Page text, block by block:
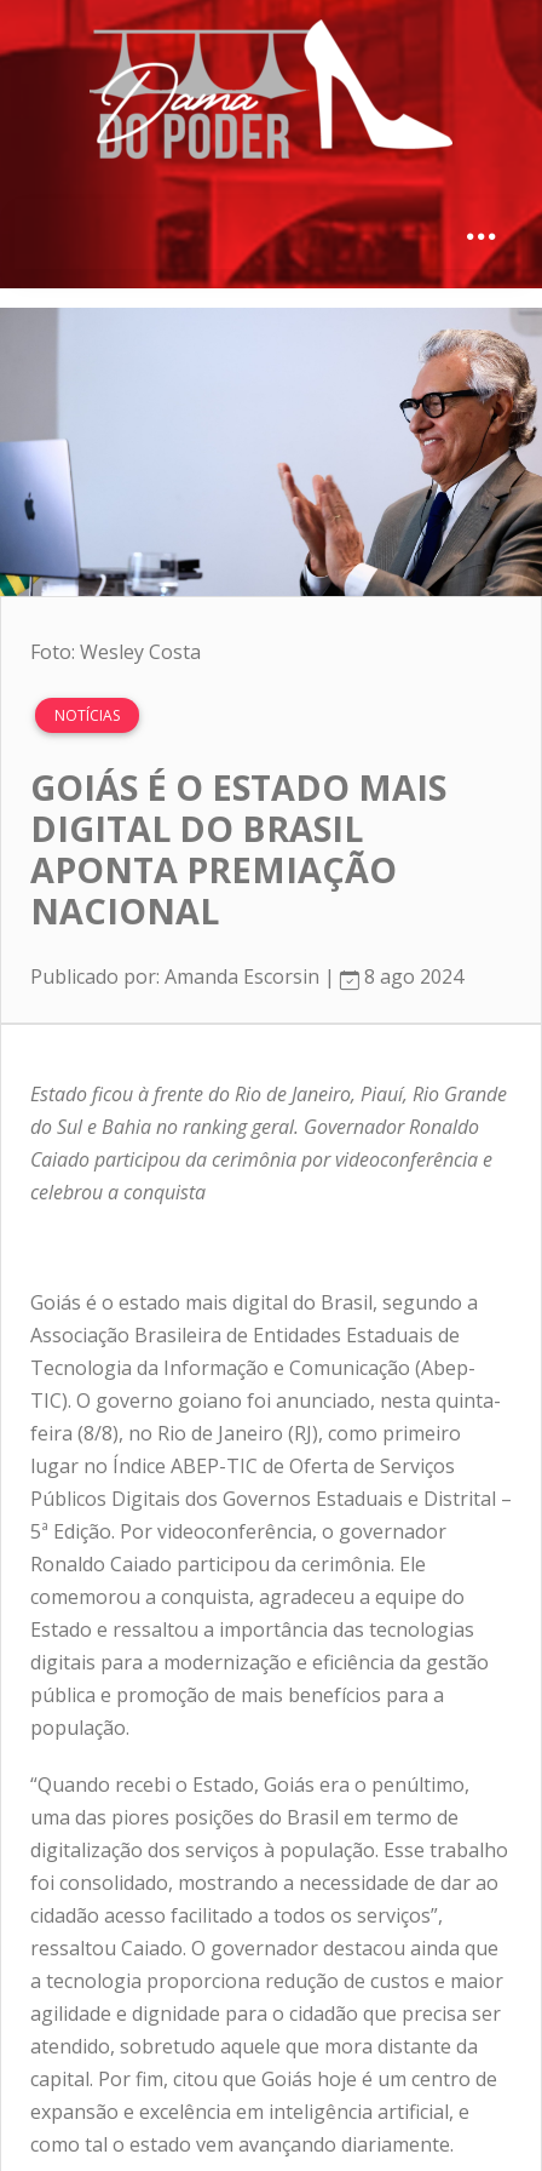
Foto: Wesley Costa
NOTÍCIAS
GOIÁS É O ESTADO MAIS
DIGITAL DO BRASIL
APONTA PREMIAÇÃO
NACIONAL
Publicado por: Amanda Escorsin | 8 ago 2024
Estado ficou à frente do Rio de Janeiro, Piauí, Rio Grande
do Sul e Bahia no ranking geral. Governador Ronaldo
Caiado participou da cerimônia por videoconferência e
celebrou a conquista
Goiás é o estado mais digital do Brasil, segundo a
Associação Brasileira de Entidades Estaduais de
Tecnologia da Informação e Comunicação (Abep-
TIC). O governo goiano foi anunciado, nesta quinta-
feira (8/8), no Rio de Janeiro (RJ), como primeiro
lugar no Índice ABEP-TIC de Oferta de Serviços
Públicos Digitais dos Governos Estaduais e Distrital –
5ª Edição. Por videoconferência, o governador
Ronaldo Caiado participou da cerimônia. Ele
comemorou a conquista, agradeceu a equipe do
Estado e ressaltou a importância das tecnologias
digitais para a modernização e eficiência da gestão
pública e promoção de mais benefícios para a
população.
“Quando recebi o Estado, Goiás era o penúltimo,
uma das piores posições do Brasil em termo de
digitalização dos serviços à população. Esse trabalho
foi consolidado, mostrando a necessidade de dar ao
cidadão acesso facilitado a todos os serviços”,
ressaltou Caiado. O governador destacou ainda que
a tecnologia proporciona redução de custos e maior
agilidade e dignidade para o cidadão que precisa ser
atendido, sobretudo aquele que mora distante da
capital. Por fim, citou que Goiás hoje é um centro de
expansão e excelência em inteligência artificial, e
como tal o estado vem avançando diariamente.